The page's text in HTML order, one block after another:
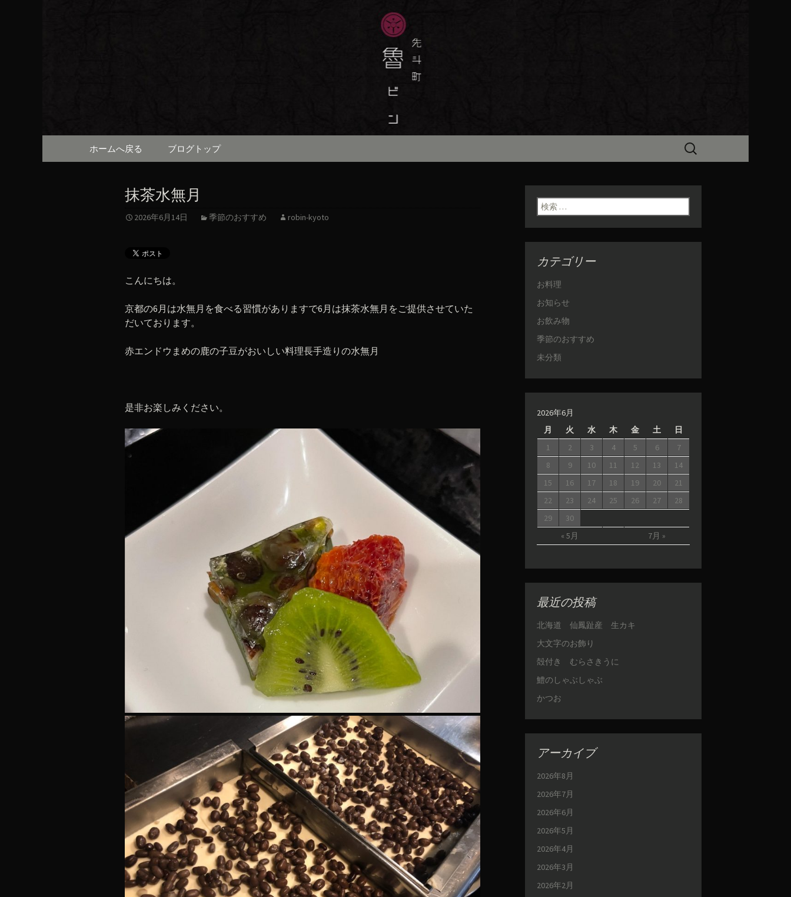
京都・先斗町の京料理・和食「魯ビン
（ろびん）」の公式ブログ
京都・先斗町の京町家で美味しい季節の京料理・和食が自慢の「魯ビン（ろびん）」がお店からのお
知らせや、お料理について最新情報をおとどけします。
コンテンツへ移動
ホームへ戻る ブログトップ
検
抹茶水無月
2026年6月14日 季節のおすすめ robin-kyoto
こんにちは。
京都の6月は水無月を食べる習慣がありますで6月は抹茶水無月をご提供させていた
だいております。
赤エンドウまめの鹿の子豆がおいしい料理長手造りの水無月
是非お楽しみください。
検索:
カテゴリー
お料理
お知らせ
お飲み物
季節のおすすめ
未分類
2026年6月
月
火 水 木 金 土 日
« 5月 7月 »
1 2 3 4 5 6
7
8
9 10 11 12 13
14
15
16 17 18 19 20
21
22
23 24 25 26 27
28
29
30
最近の投稿
北海道 仙鳳趾産 生カキ
大文字のお飾り
殻付き むらさきうに
鱧のしゃぶしゃぶ
かつお
アーカイブ
2026年8月
2026年7月
2026年6月
2026年5月
2026年4月
2026年3月
2026年2月